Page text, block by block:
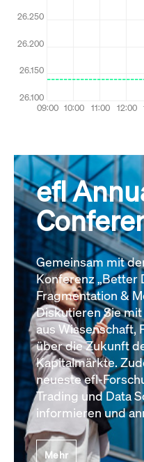
efl
Gemeinsam mit
Konferenz „Better
Fragmentation &
Diskutieren Sie
aus Wissenschaft,
über die Zukunft
Kapitalmärkte.
neueste efl-
Trading und Data
informieren und
Mehr